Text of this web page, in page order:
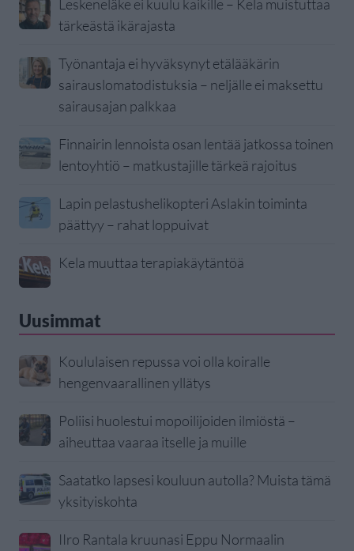
Leskeneläke ei kuulu kaikille – Kela muistuttaa
tärkeästä ikärajasta
Työnantaja ei hyväksynyt etälääkärin
sairauslomatodistuksia – neljälle ei maksettu
sairausajan palkkaa
Finnairin lennoista osan lentää jatkossa toinen
lentoyhtiö – matkustajille tärkeä rajoitus
Lapin pelastushelikopteri Aslakin toiminta
päättyy – rahat loppuivat
Kela muuttaa terapiakäytäntöä
Uusimmat
Koululaisen repussa voi olla koiralle
hengenvaarallinen yllätys
Poliisi huolestui mopoilijoiden ilmiöstä –
aiheuttaa vaaraa itselle ja muille
Saatatko lapsesi kouluun autolla? Muista tämä
yksityiskohta
IIro Rantala kruunasi Eppu Normaalin